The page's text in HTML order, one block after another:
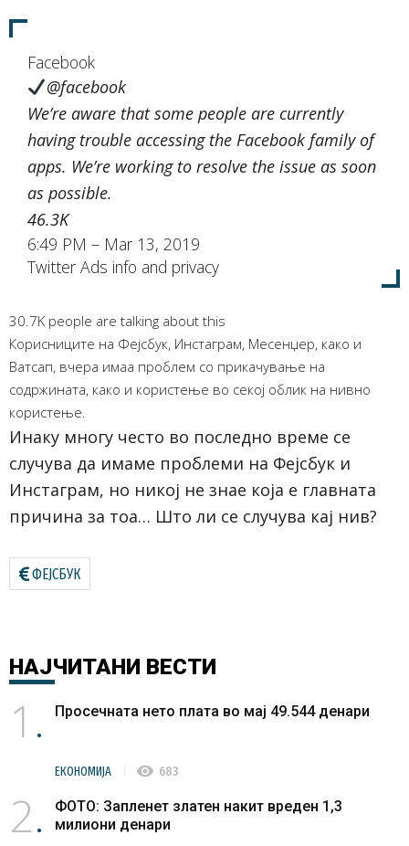
Facebook
@facebook
We’re aware that some people are currently
having trouble accessing the Facebook family of
apps. We’re working to resolve the issue as soon
as possible.
46.3K
6:49 PM – Mar 13, 2019
Twitter Ads info and privacy
30.7K people are talking about this
Корисниците на Фејсбук, Инстаграм, Месенџер, како и
Ватсап, вчера имаа проблем со прикачување на
содржината, како и користење во секој облик на нивно
користење.
Инаку многу често во последно време се
случува да имаме проблеми на Фејсбук и
Инстаграм, но никој не знае која е главната
причина за тоа… Што ли се случува кај нив?
ФЕЈСБУК
НАЈЧИТАНИ ВЕСТИ
1 Просечната нето плата во мај 49.544 денари
ЕКОНОМИЈА visibility 683
2
ФОТО: Запленет златен накит вреден 1,3
милиони денари